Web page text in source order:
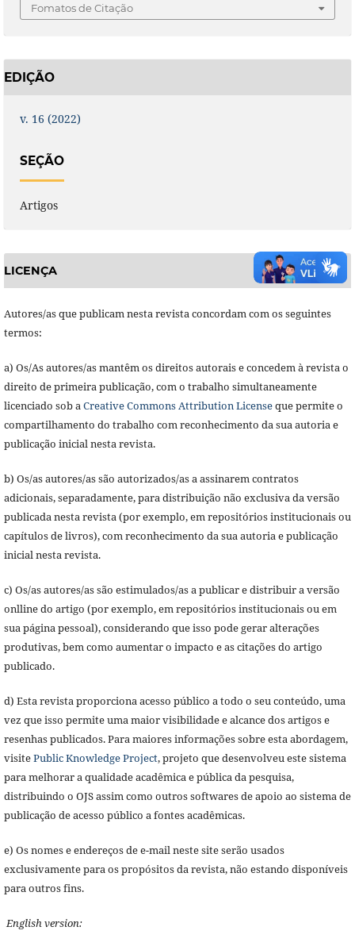
Fomatos de Citação
EDIÇÃO
v. 16 (2022)
SEÇÃO
Artigos
LICENÇA
Autores/as que publicam nesta revista concordam com os seguintes
termos:
a) Os/As autores/as mantêm os direitos autorais e concedem à revista o
direito de primeira publicação, com o trabalho simultaneamente
licenciado sob aCreative Commons Attribution Licenseque permite o
compartilhamento do trabalho com reconhecimento da sua autoria e
publicação inicial nesta revista.
b) Os/as autores/as são autorizados/as a assinarem contratos
adicionais, separadamente, para distribuição não exclusiva da versão
publicada nesta revista (por exemplo, em repositórios institucionais ou
capítulos de livros), com reconhecimento da sua autoria e publicação
inicial nesta revista.
c) Os/as autores/as são estimulados/as a publicar e distribuir a versão
onlline do artigo (por exemplo, em repositórios institucionais ou em
sua página pessoal), considerando que isso pode gerar alterações
produtivas, bem como aumentar o impacto e as citações do artigo
publicado.
d) Esta revista proporciona acesso público a todo o seu conteúdo, uma
vez que isso permite uma maior visibilidade e alcance dos artigos e
resenhas publicados. Para maiores informações sobre esta abordagem,
visitePublic Knowledge Project, projeto que desenvolveu este sistema
para melhorar a qualidade acadêmica e pública da pesquisa,
distribuindo o OJS assim como outros softwares de apoio ao sistema de
publicação de acesso público a fontes acadêmicas.
e) Os nomes e endereços de e-mail neste site serão usados
exclusivamente para os propósitos da revista, não estando disponíveis
para outros fins.
English version: